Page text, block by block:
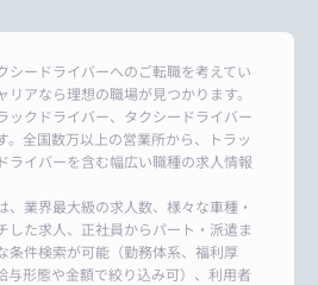
シードライバーへのご転職を考えてい
リアなら理想の職場が見つかります。
ックドライバー、タクシードライバー
。全国数万以上の営業所から、トラッ
ライバーを含む幅広い職種の求人情報
、業界最大級の求人数、様々な車種・
した求人、正社員からパート・派遣ま
条件検索が可能（勤務体系、福利厚
与形態や金額で絞り込み可）、利用者